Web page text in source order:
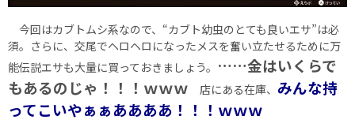
今回はカブトムシ系なので、“カブト幼虫のとても良いエサ”は必
須。さらに、交尾でヘロヘロになったメスを奮い立たせるために万
能伝説エサも大量に買っておきましょう。 ……金はいくらで
もあるのじゃ！！！ｗｗｗ 店にある在庫、 みんな持
ってこいやぁぁああああ！！！ｗｗｗ